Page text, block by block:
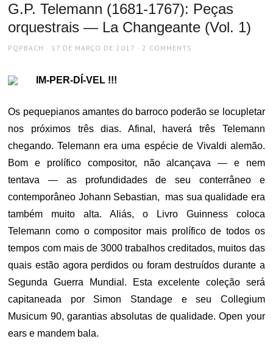
G.P. Telemann (1681-1767): Peças
orquestrais — La Changeante (Vol. 1)
AUTHOR
PQPBACH
POSTED
17 DE MARÇO DE 2017 2 COMMENTS
IM-PER-DÍ-VEL !!!
Os pequepianos amantes do barroco poderão se locupletar
nos próximos três dias. Afinal, haverá três Telemann
chegando. Telemann era uma espécie de Vivaldi alemão.
Bom e prolífico compositor, não alcançava — e nem
tentava — as profundidades de seu conterrâneo e
contemporâneo Johann Sebastian, mas sua qualidade era
também muito alta. Aliás, o Livro Guinness coloca
Telemann como o compositor mais prolífico de todos os
tempos com mais de 3000 trabalhos creditados, muitos das
quais estão agora perdidos ou foram destruídos durante a
Segunda Guerra Mundial. Esta excelente coleção será
capitaneada por Simon Standage e seu Collegium
Musicum 90, garantias absolutas de qualidade. Open your
ears e mandem bala.